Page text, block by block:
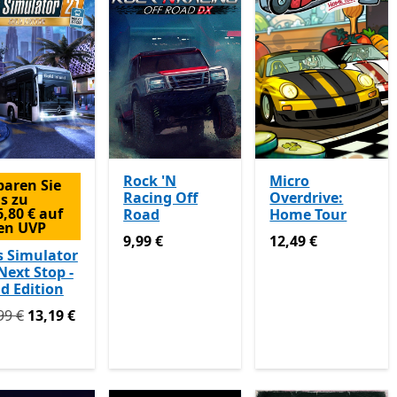
Sie
zu
€ auf
UVP
Simulator
Stop -
Edition
39,99 € jetzt 13,19 €
€ 13,19 €
Rock 'N
Racing Off
Road
9,99 €
9,99 €
Micro
Overdrive:
Home Tour
12,49 €
12,49 €